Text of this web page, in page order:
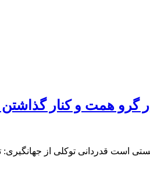
گرو همت و کنار
است قدردانی توکلی از